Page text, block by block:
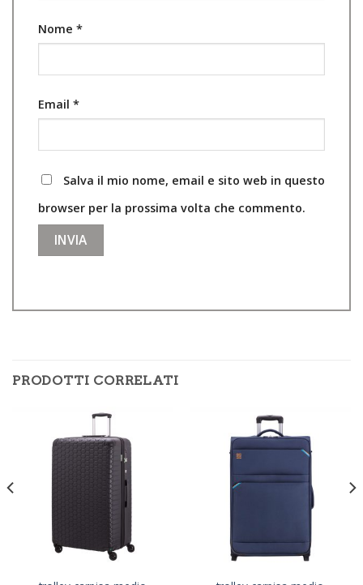
Nome *
Email *
Salva il mio nome, email e sito web in questo
browser per la prossima volta che commento.
PRODOTTI CORRELATI